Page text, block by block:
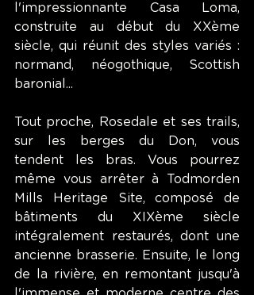
l'impressionnante Casa Loma,
construite au début du XXème
siècle, qui réunit des styles variés :
normand, néogothique, Scottish
baronial...
Tout proche, Rosedale et ses trails,
sur les berges du Don, vous
tendent les bras. Vous pourrez
même vous arrêter à Todmorden
Mills Heritage Site, composé de
bâtiments du XIXème siècle
intégralement restaurés, dont une
ancienne brasserie. Ensuite, le long
de la rivière, en remontant jusqu'à